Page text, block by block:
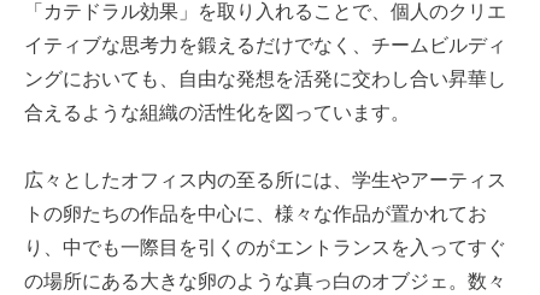
「カテドラル効果」を取り入れることで、個人のクリエ
イティブな思考力を鍛えるだけでなく、チームビルディ
ングにおいても、自由な発想を活発に交わし合い昇華し
合えるような組織の活性化を図っています。
広々としたオフィス内の至る所には、学生やアーティス
トの卵たちの作品を中心に、様々な作品が置かれてお
り、中でも一際目を引くのがエントランスを入ってすぐ
の場所にある大きな卵のような真っ白のオブジェ。数々